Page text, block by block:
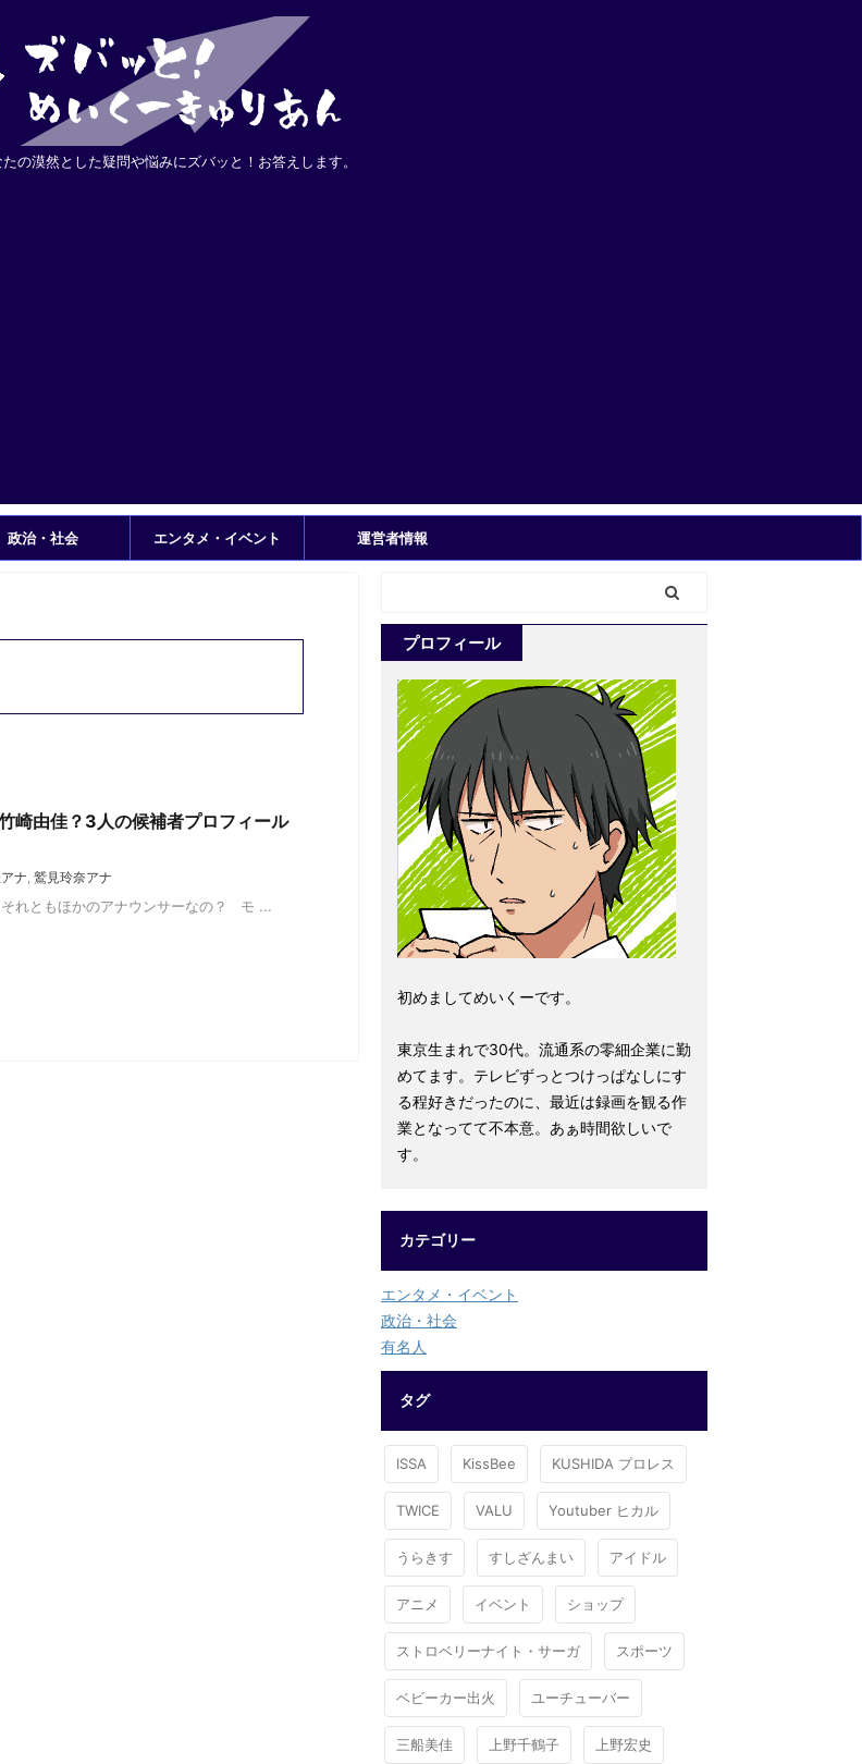
の漠然とした疑問や悩みにズバッと！お答えします。
政治・社会 エンタメ・イベント 運営者情報
崎由佳？3人の候補者プロフィール
ナ, 鷲見玲奈アナ
れともほかのアナウンサーなの？ モ ...
プロフィール
初めましてめいくーです。
東京生まれで30代。流通系の零細企業に勤
めてます。テレビずっとつけっぱなしにす
る程好きだったのに、最近は録画を観る作
業となってて不本意。あぁ時間欲しいで
す。
カテゴリー
エンタメ・イベント
政治・社会
有名人
タグ
ISSA KissBee KUSHIDA プロレス
TWICE VALU Youtuber ヒカル
うらきす すしざんまい アイドル
アニメ イベント ショップ
ストロベリーナイト・サーガ スポーツ
ベビーカー出火 ユーチューバー
三船美佳 上野千鶴子 上野宏史